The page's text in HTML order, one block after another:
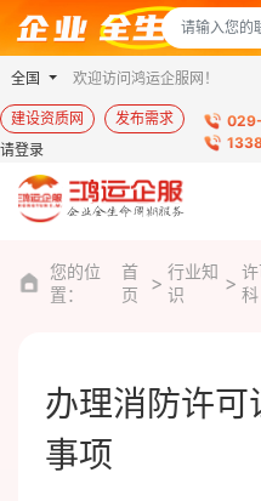
全国 欢迎访问鸿运企服网！
建设资质网
发布需求
请登录
您的位
置：
首
页
行业知
识
科
办理消防许可
事项